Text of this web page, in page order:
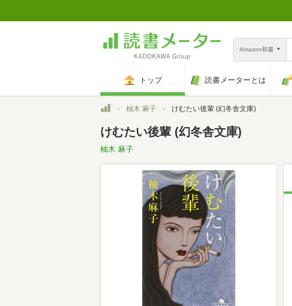
Amazon和書
トップ 読書メーターとは
トップ柚木 麻子 けむたい後輩 (幻冬舎文庫)
けむたい後輩 (幻冬舎文庫)
柚木 麻子